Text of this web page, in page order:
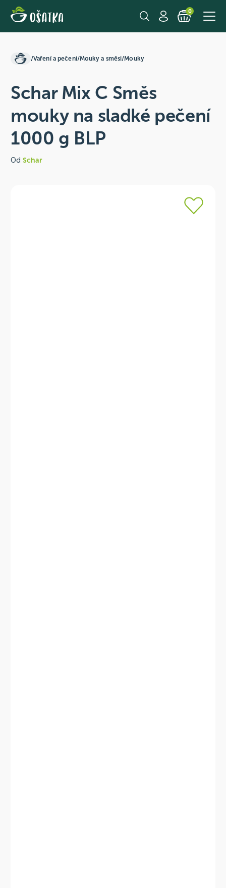
0
/Vaření a pečení/Mouky a směsi/Mouky
Schar Mix C Směs
mouky na sladké pečení
1000 g BLP
Od Schar